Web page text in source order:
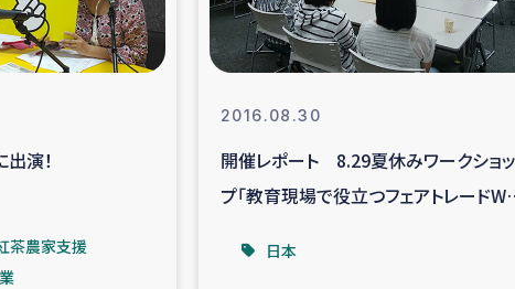
仮設住宅生活支援・農業復興支援
インターン・ボランティア日誌
ガザ地区における羊の畜産支援 ガザ地
地区における被災住民への緊急支援 ガザ地
演！
茶農家支援
2016.08.30
開催レポート 8.29夏休みワークショッ
プ「教育現場で役立つフェアトレードWS
日本